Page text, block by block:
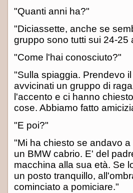
"Quanti anni ha?"
"Diciassette, anche se
gruppo sono tutti sui 24-25
"Come l'hai conosciuto?"
"Sulla spiaggia. Prendevo
avvicinati un gruppo di
l'accento e ci hanno
cose. Abbiamo fatto
"E poi?"
"Mi ha chiesto se andavo
un BMW cabrio. E' del
macchina alla sua età. Se
un posto tranquillo,
cominciato a pomiciare."